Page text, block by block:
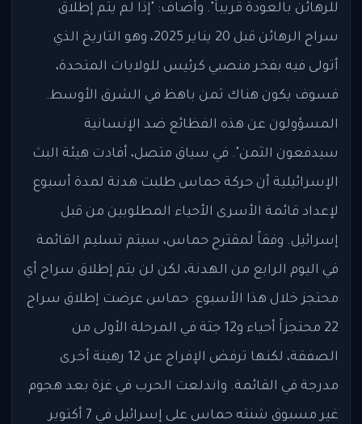
للرهائن بالعودة قريباً". وأضاف: "إذا لم يتم إطلاق
سراح الرهائن قبل 20 يناير 2025، وهو التاريخ الذي
أتولى فيه بفخر منصبي كرئيس للولايات المتحدة،
فسوف يكون هناك ثمن باهظ في الشرق الأوسط.
المسؤولون عن هذه الفظائع ضد الإنسانية
سيدفعون الثمن". في سياق متصل، أفادت هيئة البث
الإسرائيلية أن حركة حماس طلبت هدنة لمدة أسبوع
لإعداد قائمة الأسرى الأحياء المطلوبين من قبل
إسرائيل. وفقاً لمقترح حماس، سيتم تسليم القائمة
في اليوم الرابع من الهدنة، لكن لن يتم إطلاق سراح أي
محتجز خلال هذا الأسبوع. حماس عرضت إطلاق سراح
22 محتجزاً أحياء و12 جثة في المرحلة الأولى من
الصفقة، لكنها ترفض الإفراج عن 12 رهينة أخرى
مدرجة في القائمة. واندلعت الحرب في غزة بعد هجوم
غير مسبوق شنته حماس على إسرائيل في 7 أكتوبر